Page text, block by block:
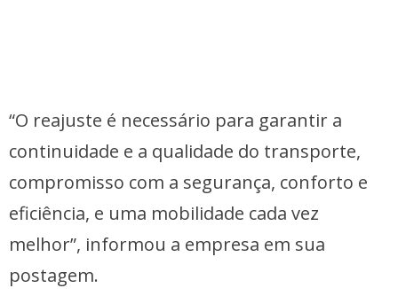
“O reajuste é necessário para garantir a
continuidade e a qualidade do transporte,
compromisso com a segurança, conforto e
eficiência, e uma mobilidade cada vez
melhor”, informou a empresa em sua
postagem.